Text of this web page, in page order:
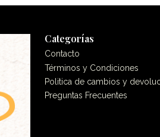
Categorías
Contacto
Términos y Condiciones
Politica de cambios y
Preguntas Frecuentes